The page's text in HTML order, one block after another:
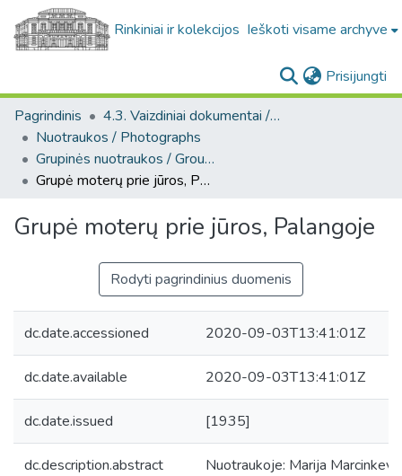
Rinkiniai ir kolekcijos Ieškoti visame archyve
Prisijungti
Pagrindinis
4.3. Vaizdiniai dokumentai / Visual documents
Nuotraukos / Photographs
Grupinės nuotraukos / Group photos
Grupė moterų prie jūros, Palangoje
Grupė moterų prie jūros, Palangoje
Rodyti pagrindinius duomenis
dc.date.accessioned 2020-09-03T13:41:01Z
dc.date.available 2020-09-03T13:41:01Z
dc.date.issued [1935]
dc.description.abstract Nuotraukoje: Marija